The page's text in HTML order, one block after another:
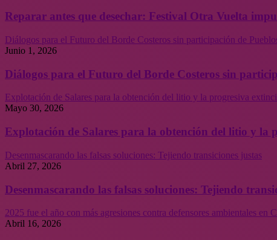
Reparar antes que desechar: Festival Otra Vuelta
Diálogos para el Futuro del Borde Costeros sin participación de
Junio 1, 2026
Diálogos para el Futuro del Borde Costeros sin
Explotación de Salares para la obtención del litio y la progresiva
Mayo 30, 2026
Explotación de Salares para la obtención del litio y la
Desenmascarando las falsas soluciones: Tejiendo transiciones justas
Abril 27, 2026
Desenmascarando las falsas soluciones: Tejiendo
2025 fue el año con más agresiones contra defensores ambientales en
Abril 16, 2026